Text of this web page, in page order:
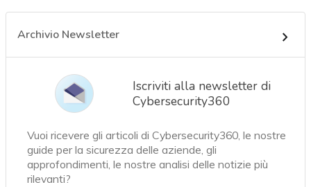
Archivio Newsletter
Iscriviti alla newsletter di
Cybersecurity360
Vuoi ricevere gli articoli di Cybersecurity360, le nostre
guide per la sicurezza delle aziende, gli
approfondimenti, le nostre analisi delle notizie più
rilevanti?